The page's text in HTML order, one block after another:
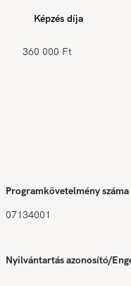
Képzés díja
360 000 Ft
Programkövetelmény száma
07134001
Nyilvántartás azonosító/